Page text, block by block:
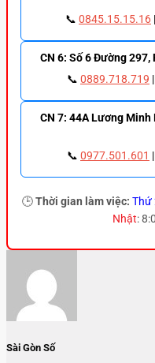
📞 0845.15.15.16
CN 6: Số 6 Đường 297,
📞 0889.718.719
CN 7: 44A Lương Minh
📞 0977.501.601
🕒Thời gian làm việc: Thứ
Nhật:
Sài Gòn Số